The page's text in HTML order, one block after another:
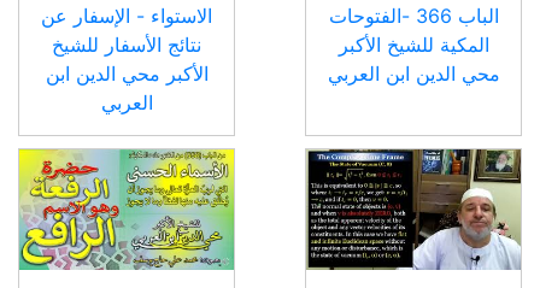
الباب 366 -الفتوحات
المكية للشيخ الأكبر
محي الدين ابن العربي
الاستواء - الإسفار عن
نتائج الأسفار للشيخ
الأكبر محي الدين ابن
العربي